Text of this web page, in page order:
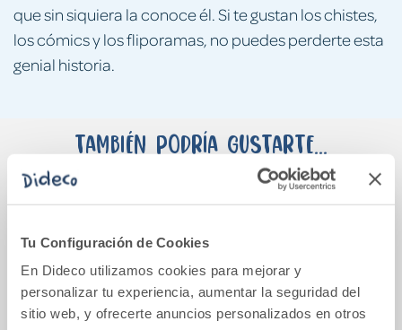
Tu Configuración de Cookies
En Dideco utilizamos cookies para mejorar y
personalizar tu experiencia, aumentar la seguridad del
sitio web, y ofrecerte anuncios personalizados en otros
que sin siquiera la conoce él. Si te gustan los chistes,
los cómics y los fliporamas, no puedes perderte esta
genial historia.
También podría gustarte...